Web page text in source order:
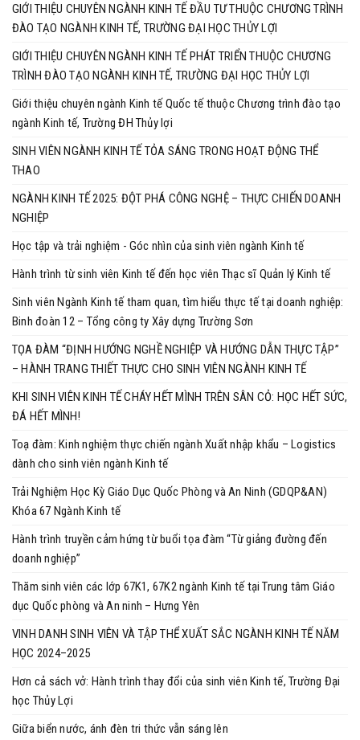
GIỚI THIỆU CHUYÊN NGÀNH KINH TẾ ĐẦU TƯ THUỘC CHƯƠNG TRÌNH
ĐÀO TẠO NGÀNH KINH TẾ, TRƯỜNG ĐẠI HỌC THỦY LỢI
GIỚI THIỆU CHUYÊN NGÀNH KINH TẾ PHÁT TRIỂN THUỘC CHƯƠNG
TRÌNH ĐÀO TẠO NGÀNH KINH TẾ, TRƯỜNG ĐẠI HỌC THỦY LỢI
Giới thiệu chuyên ngành Kinh tế Quốc tế thuộc Chương trình đào tạo
ngành Kinh tế, Trường ĐH Thủy lợi
SINH VIÊN NGÀNH KINH TẾ TỎA SÁNG TRONG HOẠT ĐỘNG THỂ
THAO
NGÀNH KINH TẾ 2025: ĐỘT PHÁ CÔNG NGHỆ – THỰC CHIẾN DOANH
NGHIỆP
Học tập và trải nghiệm - Góc nhìn của sinh viên ngành Kinh tế
Hành trình từ sinh viên Kinh tế đến học viên Thạc sĩ Quản lý Kinh tế
Sinh viên Ngành Kinh tế tham quan, tìm hiểu thực tế tại doanh nghiệp:
Binh đoàn 12 – Tổng công ty Xây dựng Trường Sơn
TỌA ĐÀM “ĐỊNH HƯỚNG NGHỀ NGHIỆP VÀ HƯỚNG DẪN THỰC TẬP”
– HÀNH TRANG THIẾT THỰC CHO SINH VIÊN NGÀNH KINH TẾ
KHI SINH VIÊN KINH TẾ CHÁY HẾT MÌNH TRÊN SÂN CỎ: HỌC HẾT SỨC,
ĐÁ HẾT MÌNH!
Toạ đàm: Kinh nghiệm thực chiến ngành Xuất nhập khẩu – Logistics
dành cho sinh viên ngành Kinh tế
Trải Nghiệm Học Kỳ Giáo Dục Quốc Phòng và An Ninh (GDQP&AN)
Khóa 67 Ngành Kinh tế
Hành trình truyền cảm hứng từ buổi tọa đàm “Từ giảng đường đến
doanh nghiệp”
Thăm sinh viên các lớp 67K1, 67K2 ngành Kinh tế tại Trung tâm Giáo
dục Quốc phòng và An ninh – Hưng Yên
VINH DANH SINH VIÊN VÀ TẬP THỂ XUẤT SẮC NGÀNH KINH TẾ NĂM
HỌC 2024–2025
Hơn cả sách vở: Hành trình thay đổi của sinh viên Kinh tế, Trường Đại
học Thủy Lợi
Giữa biển nước, ánh đèn tri thức vẫn sáng lên